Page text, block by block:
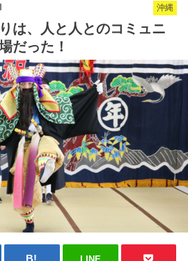
沖縄
は、人と人とのコミュニ
だった！